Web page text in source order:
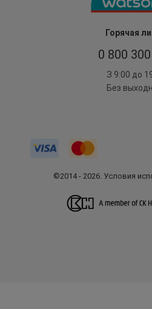
Горячая
0 800
З 9:00 до
Без
©2014 - 2026. Условия